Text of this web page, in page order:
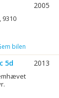
bilen
2005
5d 2013